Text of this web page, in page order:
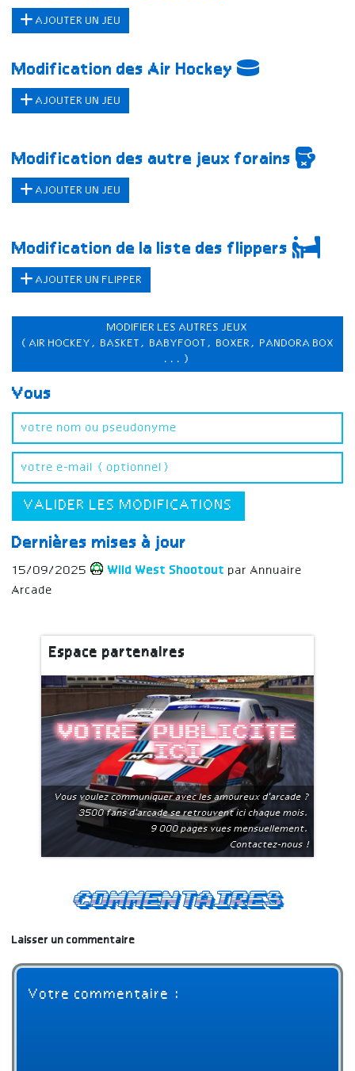
AJOUTER UN JEU
Modification des Air Hockey
AJOUTER UN JEU
Modification des autre jeux forains
AJOUTER UN JEU
Modification de la liste des flippers
AJOUTER UN FLIPPER
MODIFIER LES AUTRES JEUX
(AIR HOCKEY, BASKET, BABYFOOT, BOXER, PANDORA BOX
...)
Vous
VALIDER LES MODIFICATIONS
Dernières mises à jour
15/09/2025 Wild West Shootout par Annuaire
Arcade
Espace partenaires
Votre publicite
ici
Vous voulez communiquer avec les amoureux d'arcade ?
3500 fans d'arcade se retrouvent ici chaque mois.
9 000 pages vues mensuellement.
Contactez-nous !
Commentaires
Laisser un commentaire